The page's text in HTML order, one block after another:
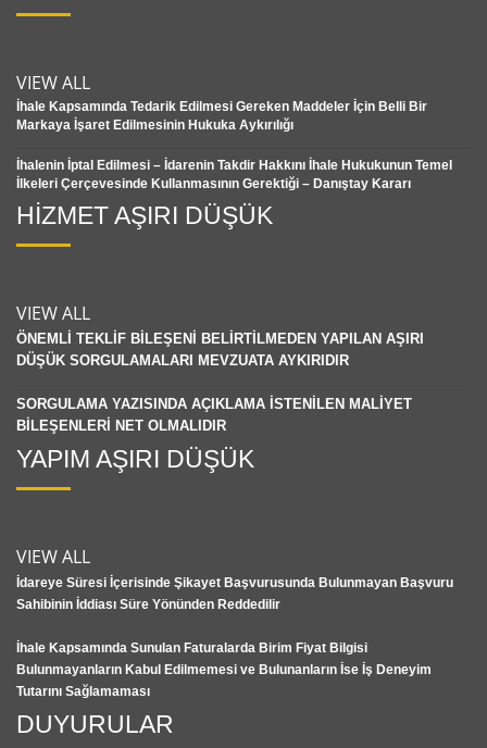
VIEW ALL
İhale Kapsamında Tedarik Edilmesi Gereken Maddeler İçin Belli Bir
Markaya İşaret Edilmesinin Hukuka Aykırılığı
İhalenin İptal Edilmesi – İdarenin Takdir Hakkını İhale Hukukunun Temel
İlkeleri Çerçevesinde Kullanmasının Gerektiği – Danıştay Kararı
HİZMET AŞIRI DÜŞÜK
VIEW ALL
ÖNEMLİ TEKLİF BİLEŞENİ BELİRTİLMEDEN YAPILAN AŞIRI
DÜŞÜK SORGULAMALARI MEVZUATA AYKIRIDIR
SORGULAMA YAZISINDA AÇIKLAMA İSTENİLEN MALİYET
BİLEŞENLERİ NET OLMALIDIR
YAPIM AŞIRI DÜŞÜK
VIEW ALL
İdareye Süresi İçerisinde Şikayet Başvurusunda Bulunmayan Başvuru
Sahibinin İddiası Süre Yönünden Reddedilir
İhale Kapsamında Sunulan Faturalarda Birim Fiyat Bilgisi
Bulunmayanların Kabul Edilmemesi ve Bulunanların İse İş Deneyim
Tutarını Sağlamaması
DUYURULAR